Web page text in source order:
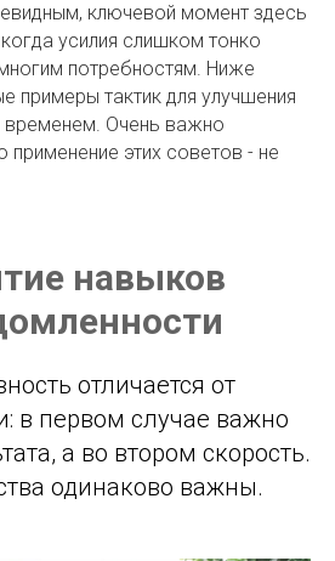
ключевой момент здесь
усилия слишком тонко
потребностям. Ниже
примеры тактик для улучшения
временем. Очень важно
применение этих советов - не
навыков
отличается от
в первом случае важно
а во втором скорость.
одинаково важны.